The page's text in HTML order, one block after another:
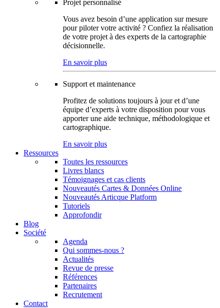
Projet personnalisé
Vous avez besoin d’une application sur mesure
pour piloter votre activité ? Confiez la réalisation
de votre projet à des experts de la cartographie
décisionnelle.
En savoir plus
Support et maintenance
Profitez de solutions toujours à jour et d’une
équipe d’experts à votre disposition pour vous
apporter une aide technique, méthodologique et
cartographique.
En savoir plus
Ressources
Toutes les ressources
Livres blancs
Témoignages et cas clients
Nouveautés Cartes & Données Online
Nouveautés Articque Platform
Tutoriels
Approfondir
Blog
Société
Agenda
Qui sommes-nous ?
Actualités
Revue de presse
Références
Partenaires
Recrutement
Contact